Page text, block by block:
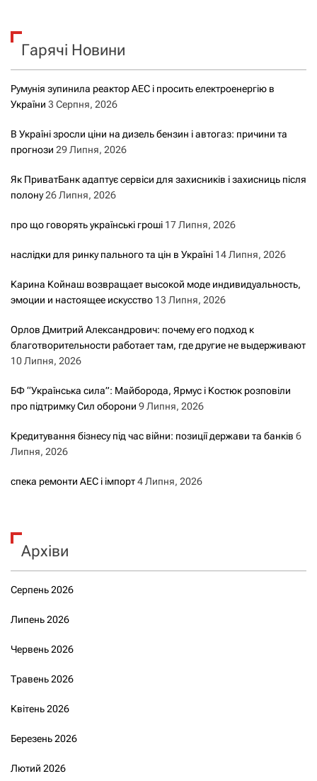
к
Гарячі Новини
Румунія зупинила реактор АЕС і просить електроенергію в
України 3 Серпня, 2026
В Україні зросли ціни на дизель бензин і автогаз: причини та
прогнози 29 Липня, 2026
Як ПриватБанк адаптує сервіси для захисників і захисниць після
полону26 Липня, 2026
про що говорять українські гроші 17 Липня, 2026
наслідки для ринку пального та цін в Україні 14 Липня, 2026
Карина Койнаш возвращает высокой моде индивидуальность,
эмоции и настоящее искусство 13 Липня, 2026
Орлов Дмитрий Александрович: почему его подход к
благотворительности работает там, где другие не выдерживают
10 Липня, 2026
БФ “Українська сила”: Майборода, Ярмус і Костюк розповіли
про підтримку Сил оборони 9 Липня, 2026
Кредитування бізнесу під час війни: позиції держави та банків 6
Липня, 2026
спека ремонти АЕС і імпорт4 Липня, 2026
Архіви
Серпень 2026
Липень 2026
Червень 2026
Травень 2026
Квітень 2026
Березень 2026
Лютий 2026